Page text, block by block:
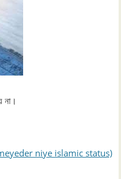
না।
(meyeder niye islamic status)